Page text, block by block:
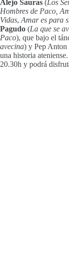
Alejo Sauras (Los
Hombres de Paco,
Vidas, Amar es para
Pagudo (La que se
Paco), que bajo el
avecina) y Pep Anton
una historia
20.30h y podrá